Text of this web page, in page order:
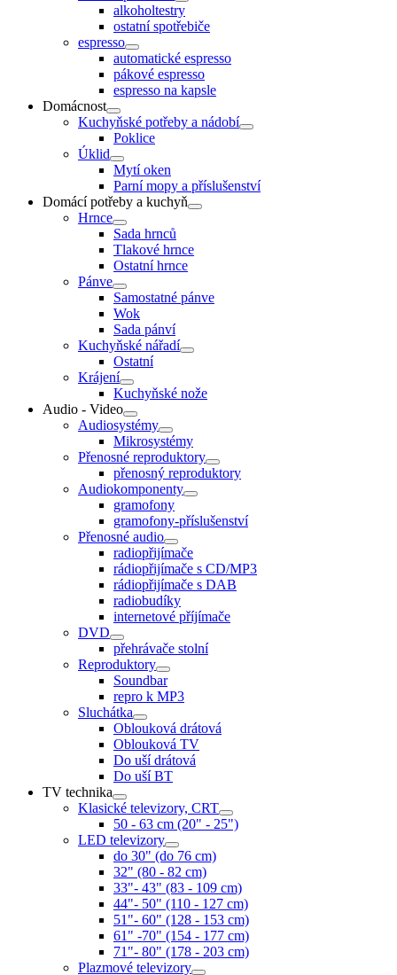
alkoholtestry
ostatní spotřebiče
espresso
automatické espresso
pákové espresso
espresso na kapsle
Domácnost
Kuchyňské potřeby a nádobí
Poklice
Úklid
Mytí oken
Parní mopy a příslušenství
Domácí potřeby a kuchyň
Hrnce
Sada hrnců
Tlakové hrnce
Ostatní hrnce
Pánve
Samostatné pánve
Wok
Sada pánví
Kuchyňské nářadí
Ostatní
Krájení
Kuchyňské nože
Audio - Video
Audiosystémy
Mikrosystémy
Přenosné reproduktory
přenosný reproduktory
Audiokomponenty
gramofony
gramofony-příslušenství
Přenosné audio
radiopřijímače
rádiopřijímače s CD/MP3
rádiopřijímače s DAB
radiobudíky
internetové příjímače
DVD
přehrávače stolní
Reproduktory
Soundbar
repro k MP3
Sluchátka
Oblouková drátová
Oblouková TV
Do uší drátová
Do uší BT
TV technika
Klasické televizory, CRT
50 - 63 cm (20" - 25")
LED televizory
do 30" (do 76 cm)
32" (80 - 82 cm)
33"- 43" (83 - 109 cm)
44"- 50" (110 - 127 cm)
51"- 60" (128 - 153 cm)
61" -70" (154 - 177 cm)
71"- 80" (178 - 203 cm)
Plazmové televizory